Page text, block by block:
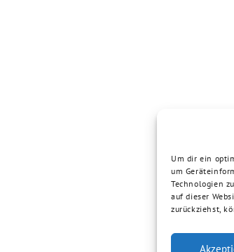
Um dir ein
um
Technologien
auf dieser
zurückziehst,